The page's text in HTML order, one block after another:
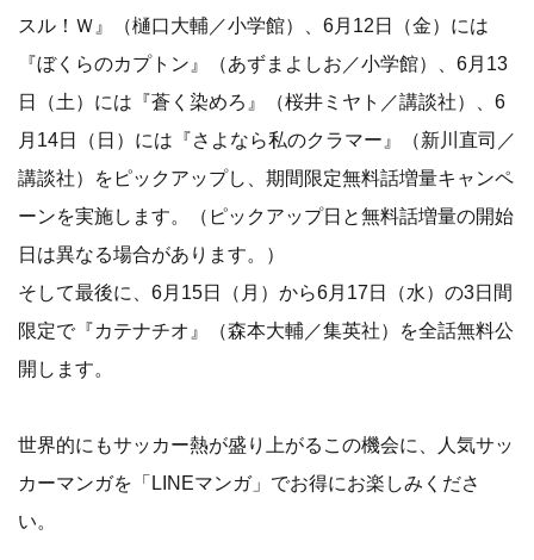
スル！Ｗ』（樋口大輔／小学館）、6月12日（金）には
『ぼくらのカプトン』（あずまよしお／小学館）、6月13
日（土）には『蒼く染めろ』（桜井ミヤト／講談社）、6
月14日（日）には『さよなら私のクラマー』（新川直司／
講談社）をピックアップし、期間限定無料話増量キャンペ
ーンを実施します。（ピックアップ日と無料話増量の開始
日は異なる場合があります。）
そして最後に、6月15日（月）から6月17日（水）の3日間
限定で『カテナチオ』（森本大輔／集英社）を全話無料公
開します。
世界的にもサッカー熱が盛り上がるこの機会に、人気サッ
カーマンガを「LINEマンガ」でお得にお楽しみくださ
い。